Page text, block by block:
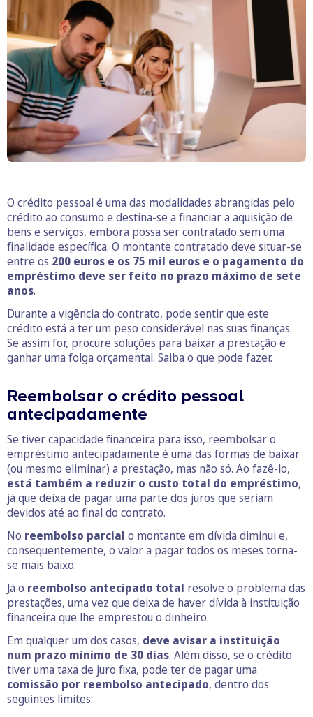
O crédito pessoal é uma das modalidades abrangidas pelo
crédito ao consumo e destina-se a financiar a aquisição de
bens e serviços, embora possa ser contratado sem uma
finalidade específica. O montante contratado deve situar-se
entre os 200 euros e os 75 mil euros e o pagamento do
empréstimo deve ser feito no prazo máximo de sete
anos.
Durante a vigência do contrato, pode sentir que este
crédito está a ter um peso considerável nas suas finanças.
Se assim for, procure soluções para baixar a prestação e
ganhar uma folga orçamental. Saiba o que pode fazer.
Reembolsar o crédito pessoal
antecipadamente
Se tiver capacidade financeira para isso, reembolsar o
empréstimo antecipadamente é uma das formas de baixar
(ou mesmo eliminar) a prestação, mas não só. Ao fazê-lo,
está também a reduzir o custo total do empréstimo,
já que deixa de pagar uma parte dos juros que seriam
devidos até ao final do contrato.
No reembolso parcial o montante em dívida diminui e,
consequentemente, o valor a pagar todos os meses torna-
se mais baixo.
Já o reembolso antecipado total resolve o problema das
prestações, uma vez que deixa de haver dívida à instituição
financeira que lhe emprestou o dinheiro.
Em qualquer um dos casos, deve avisar a instituição
num prazo mínimo de 30 dias. Além disso, se o crédito
tiver uma taxa de juro fixa, pode ter de pagar uma
comissão por reembolso antecipado, dentro dos
seguintes limites: